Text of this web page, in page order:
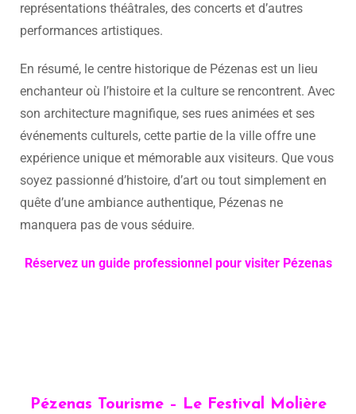
représentations théâtrales, des concerts et d’autres
performances artistiques.
En résumé, le centre historique de Pézenas est un lieu
enchanteur où l’histoire et la culture se rencontrent. Avec
son architecture magnifique, ses rues animées et ses
événements culturels, cette partie de la ville offre une
expérience unique et mémorable aux visiteurs. Que vous
soyez passionné d’histoire, d’art ou tout simplement en
quête d’une ambiance authentique, Pézenas ne
manquera pas de vous séduire.
Réservez un guide professionnel pour visiter Pézenas
Pézenas Tourisme – Le Festival Molière